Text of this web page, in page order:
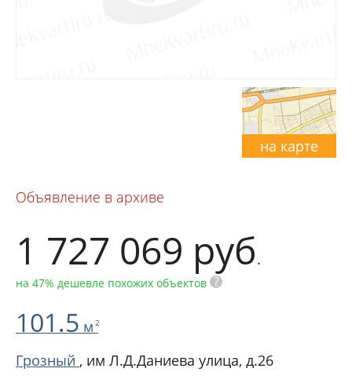
на карте
Объявление в архиве
1 727 069 руб.
на 47% дешевле похожих объектов ?
101.5 м 2
Грозный , им Л.Д.Даниева улица, д.26